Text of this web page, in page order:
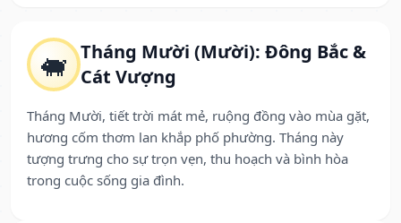
🐖 Tháng Mười (Mười): Đông Bắc &
Cát Vượng
Tháng Mười, tiết trời mát mẻ, ruộng đồng vào mùa gặt,
hương cốm thơm lan khắp phố phường. Tháng này
tượng trưng cho sự trọn vẹn, thu hoạch và bình hòa
trong cuộc sống gia đình.